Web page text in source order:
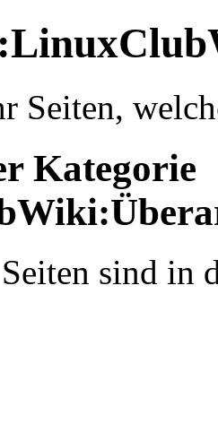
Seiten,
Kategorie
sind in